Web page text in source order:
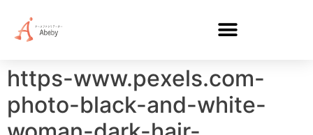
https-www.pexels.com-
photo-black-and-white-